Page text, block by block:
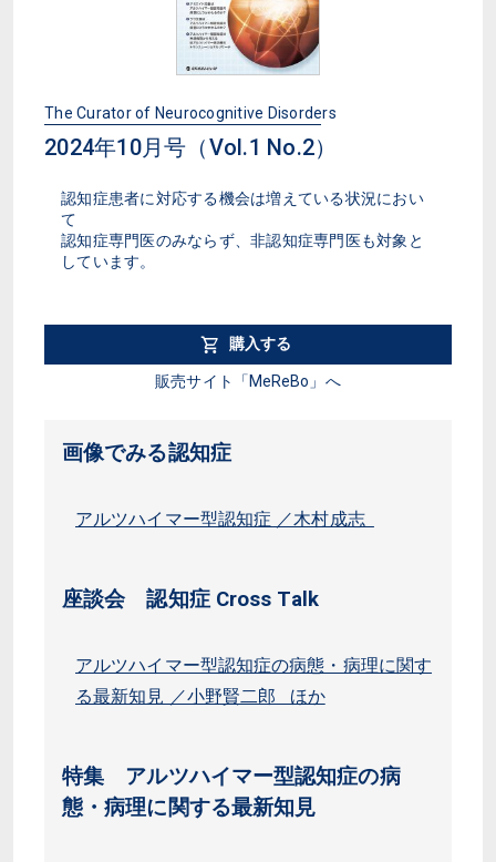
The Curator of Neurocognitive Disorders
2024年10月号（Vol.1 No.2）
認知症患者に対応する機会は増えている状況におい
て
認知症専門医のみならず、非認知症専門医も対象と
しています。
購入する
販売サイト「MeReBo」へ
画像でみる認知症
アルツハイマー型認知症 ／木村成志
座談会 認知症 Cross Talk
アルツハイマー型認知症の病態・病理に関す
る最新知見 ／小野賢二郎 ほか
特集 アルツハイマー型認知症の病
態・病理に関する最新知見